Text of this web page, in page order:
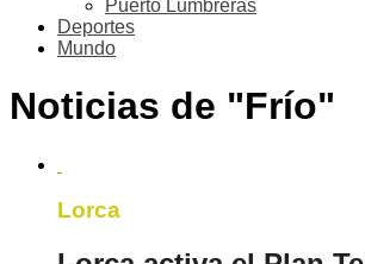
Puerto Lumbreras
Deportes
Mundo
Noticias de "Frío"
Lorca